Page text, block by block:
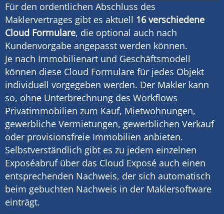
Für den ordentlichen Abschluss des
Maklervertrages gibt es aktuell 16 verschiedene
Cloud Formulare, die optional auch nach
Kundenvorgabe angepasst werden können.
Je nach Immobilienart und Geschäftsmodell
können diese Cloud Formulare für jedes Objekt
individuell vorgegeben werden. Der Makler kann
so, ohne Unterbrechnung des Workflows
Privatimmobilien zum Kauf, Mietwohnungen,
gewerbliche Vermietungen, gewerblichen Verkauf
oder provisionsfreie Immobilien anbieten.
Selbstverständlich gibt es zu jedem einzelnen
Exposéabruf über das Cloud Exposé auch einen
entsprechenden Nachweis, der sich automatisch
beim gebuchten Nachweis in der Maklersoftware
einträgt.